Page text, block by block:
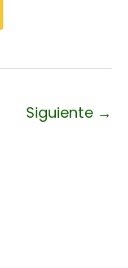
Siguiente →